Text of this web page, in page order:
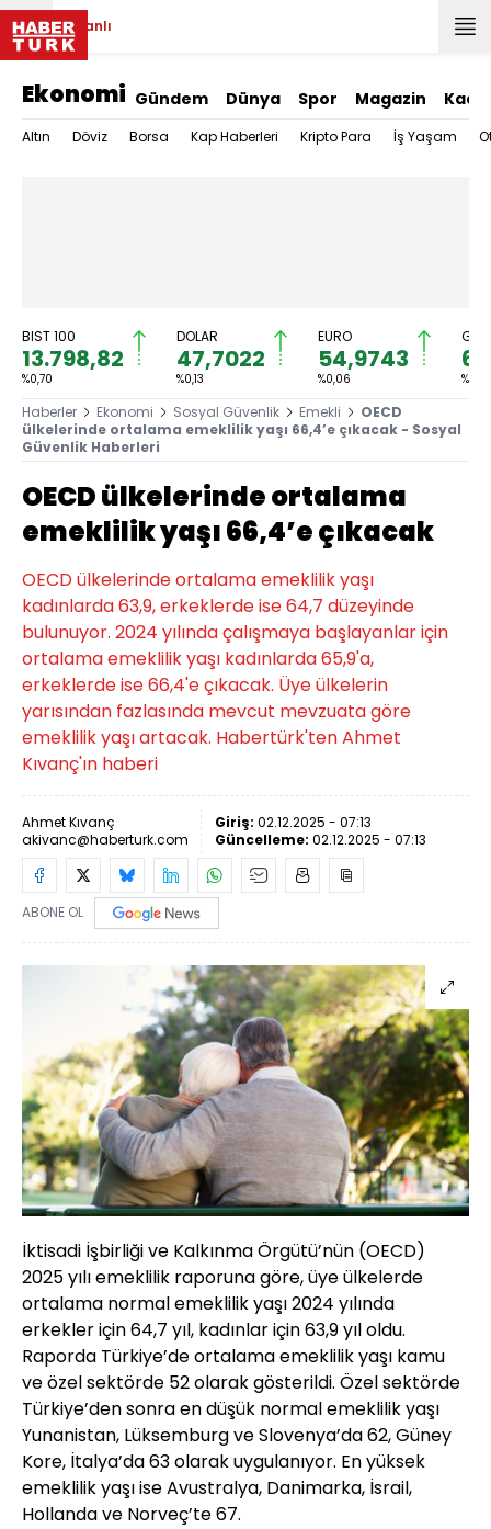
Canlı
Ekonomi Gündem Dünya Spor Magazin
Altın Döviz Borsa Kap Haberleri Kripto Para İş Yaşam
BIST 100
13.798,82
%0,70
DOLAR
47,7022
%0,13
EURO
54,9743
%0,06 %0,16
Haberler Ekonomi Sosyal Güvenlik Emekli
OECD
ülkelerinde ortalama emeklilik yaşı 66,4’e çıkacak - Sosyal
Güvenlik Haberleri
OECD ülkelerinde ortalama
emeklilik yaşı 66,4’e çıkacak
OECD ülkelerinde ortalama emeklilik yaşı
kadınlarda 63,9, erkeklerde ise 64,7 düzeyinde
bulunuyor. 2024 yılında çalışmaya başlayanlar için
ortalama emeklilik yaşı kadınlarda 65,9'a,
erkeklerde ise 66,4'e çıkacak. Üye ülkelerin
yarısından fazlasında mevcut mevzuata göre
emeklilik yaşı artacak. Habertürk'ten Ahmet
Kıvanç'ın haberi
Ahmet Kıvanç
akivanc@haberturk.com
Giriş: 02.12.2025 - 07:13
Güncelleme: 02.12.2025 - 07:13
ABONE OL
İktisadi İşbirliği ve Kalkınma Örgütü’nün (OECD)
2025 yılı emeklilik raporuna göre, üye ülkelerde
ortalama normal emeklilik yaşı 2024 yılında
erkekler için 64,7 yıl, kadınlar için 63,9 yıl oldu.
Raporda Türkiye’de ortalama emeklilik yaşı kamu
ve özel sektörde 52 olarak gösterildi. Özel sektörde
Türkiye’den sonra en düşük normal emeklilik yaşı
Yunanistan, Lüksemburg ve Slovenya’da 62, Güney
Kore, İtalya’da 63 olarak uygulanıyor. En yüksek
emeklilik yaşı ise Avustralya, Danimarka, İsrail,
Hollanda ve Norveç’te 67.